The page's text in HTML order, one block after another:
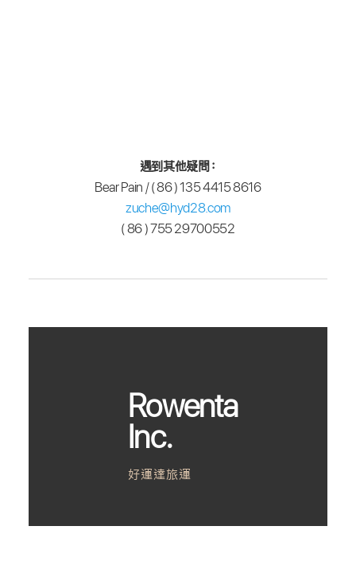
遇到其他疑問：
Bear Pain / ( 86 ) 135 4415 8616
zuche@hyd28.com
( 86 ) 755 29700552
Rowenta
Inc.
好運達旅運